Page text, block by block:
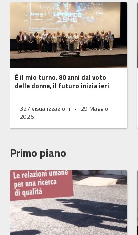
È il mio turno. 80 anni dal voto
delle donne, il futuro inizia ieri
327 visualizzazioni
29 Maggio
2026
Primo piano